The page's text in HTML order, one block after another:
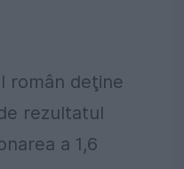
român deţine
rezultatul
a 1,6